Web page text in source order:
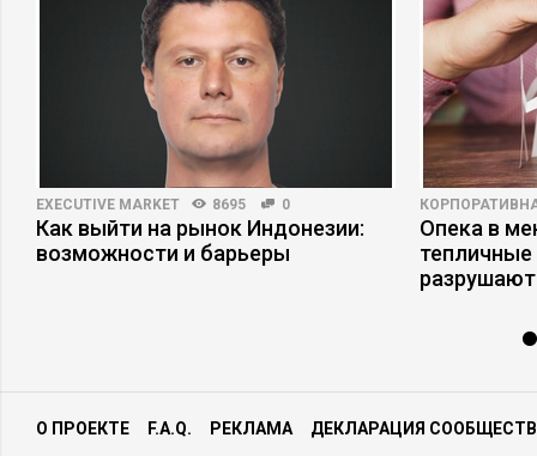
EXECUTIVE MARKET 8695 0
Как выйти на рынок Индонезии:
возможности и барьеры
Опека в
О ПРОЕКТЕ F.A.Q. РЕКЛАМА ДЕКЛАРАЦИЯ